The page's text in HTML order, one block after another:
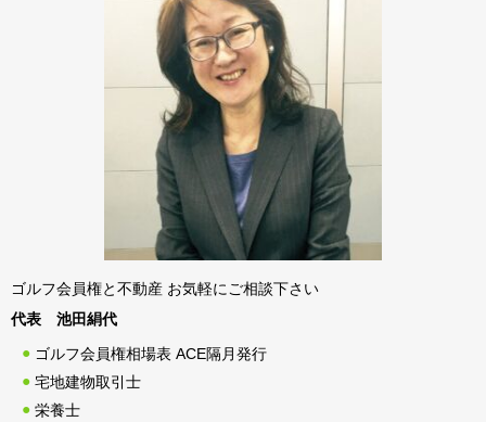
ゴルフ会員権と不動産 お気軽にご相談下さい
代表 池田絹代
ゴルフ会員権相場表 ACE隔月発行
宅地建物取引士
栄養士